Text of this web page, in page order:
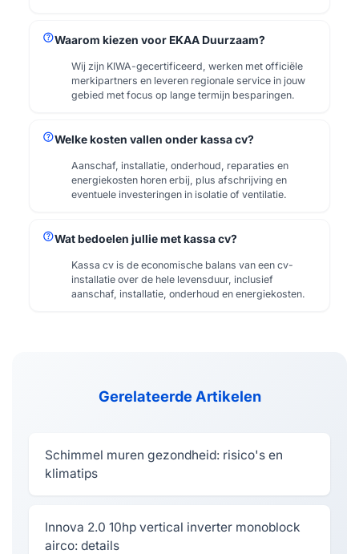
helpWaarom kiezen voor EKAA Duurzaam?
Wij zijn KIWA-gecertificeerd, werken met officiële
merkipartners en leveren regionale service in jouw
gebied met focus op lange termijn besparingen.
helpWelke kosten vallen onder kassa cv?
Aanschaf, installatie, onderhoud, reparaties en
energiekosten horen erbij, plus afschrijving en
eventuele investeringen in isolatie of ventilatie.
helpWat bedoelen jullie met kassa cv?
Kassa cv is de economische balans van een cv-
installatie over de hele levensduur, inclusief
aanschaf, installatie, onderhoud en energiekosten.
Gerelateerde Artikelen
Schimmel muren gezondheid: risico's en
klimatips
Innova 2.0 10hp vertical inverter monoblock
airco: details